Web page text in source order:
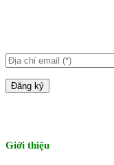
Giới thiệu